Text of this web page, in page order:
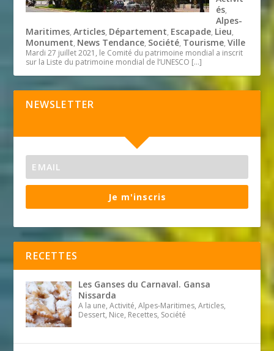
és,
Alpes-
Maritimes,Articles, Département, Escapade, Lieu,
Monument, News Tendance, Société, Tourisme,Ville
Mardi 27 juillet 2021, le Comité du patrimoine mondial a inscrit
sur la Liste du patrimoine mondial de l’UNESCO […]
NEWSLETTER
Je m'inscris
RECETTES
Les Ganses du Carnaval. Gansa
Nissarda
A la une, Activité, Alpes-Maritimes, Articles,
Dessert, Nice, Recettes, Société